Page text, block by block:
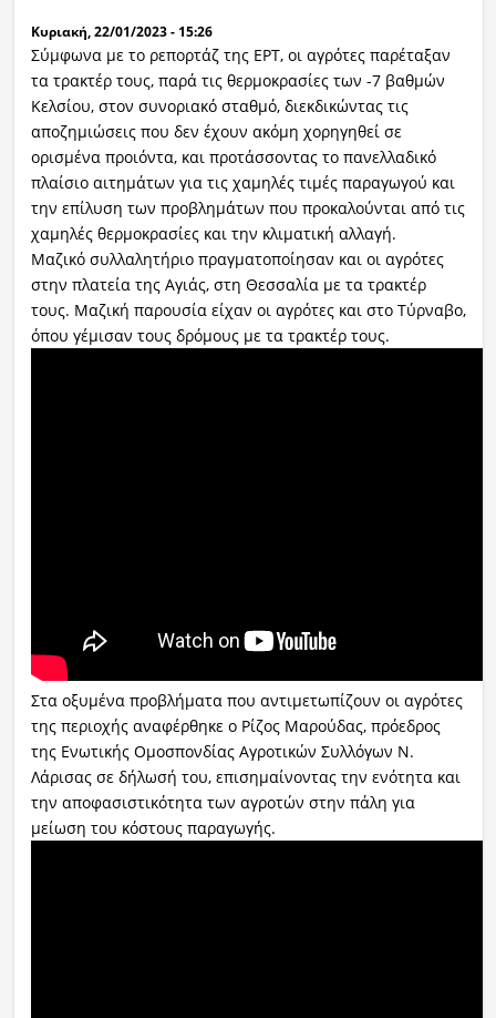
Κυριακή, 22/01/2023 - 15:26
Σύμφωνα με το ρεπορτάζ της ΕΡΤ, οι αγρότες παρέταξαν
τα τρακτέρ τους, παρά τις θερμοκρασίες των -7 βαθμών
Κελσίου, στον συνοριακό σταθμό, διεκδικώντας τις
αποζημιώσεις που δεν έχουν ακόμη χορηγηθεί σε
ορισμένα προιόντα, και προτάσσοντας το πανελλαδικό
πλαίσιο αιτημάτων για τις χαμηλές τιμές παραγωγού και
την επίλυση των προβλημάτων που προκαλούνται από τις
χαμηλές θερμοκρασίες και την κλιματική αλλαγή.
Μαζικό συλλαλητήριο πραγματοποίησαν και οι αγρότες
στην πλατεία της Αγιάς, στη Θεσσαλία με τα τρακτέρ
τους. Μαζική παρουσία είχαν οι αγρότες και στο Τύρναβο,
όπου γέμισαν τους δρόμους με τα τρακτέρ τους.
Στα οξυμένα προβλήματα που αντιμετωπίζουν οι αγρότες
της περιοχής αναφέρθηκε ο Ρίζος Μαρούδας, πρόεδρος
της Ενωτικής Ομοσπονδίας Αγροτικών Συλλόγων Ν.
Λάρισας σε δήλωσή του, επισημαίνοντας την ενότητα και
την αποφασιστικότητα των αγροτών στην πάλη για
μείωση του κόστους παραγωγής.